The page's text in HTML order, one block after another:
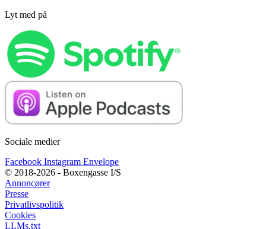
Lyt med på
Sociale medier
Facebook Instagram Envelope
© 2018-2026 - Boxengasse I/S
Annoncører
Presse
Privatlivspolitik
Cookies
LLMs.txt